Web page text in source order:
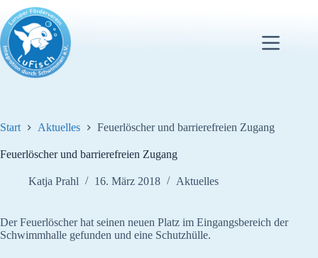
Inhalt
springen
Start Aktuelles Feuerlöscher und barrierefreien Zugang
Feuerlöscher und barrierefreien Zugang
Katja Prahl 16. März 2018 Aktuelles
Der Feuerlöscher hat seinen neuen Platz im Eingangsbereich der
Schwimmhalle gefunden und eine Schutzhülle.